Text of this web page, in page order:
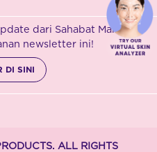
dari Sahabat Marina
newsletter ini!
DI SINI
ALL RIGHTS